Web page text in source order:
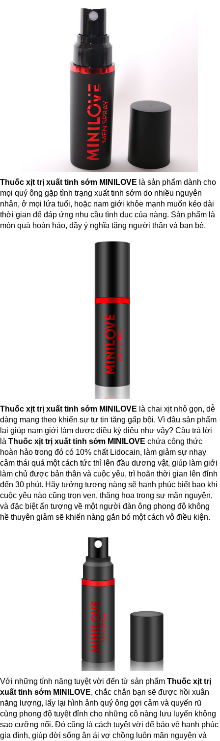
Thuốc xịt trị xuất tinh sớm MINILOVE là sản phẩm dành cho
mọi quý ông gặp tình trạng xuất tinh sớm do nhiều nguyên
nhân, ở mọi lứa tuổi, hoặc nam giới khỏe mạnh muốn kéo dài
thời gian để đáp ứng nhu cầu tình dục của nàng. Sản phẩm là
món quà hoàn hảo, đầy ý nghĩa tặng người thân và bạn bè.
Thuốc xịt trị xuất tinh sớm MINILOVE là chai xịt nhỏ gọn, dễ
dàng mang theo khiến sự tự tin tăng gấp bội. Vì đâu sản phẩm
lại giúp nam giới làm được điều kỳ diệu như vậy? Câu trả lời
là Thuốc xịt trị xuất tinh sớm MINILOVE chứa công thức
hoàn hảo trong đó có 10% chất Lidocain, làm giảm sự nhạy
cảm thái quá một cách tức thì lên đầu dương vật, giúp làm giới
làm chủ được bản thân và cuộc yêu, trì hoãn thời gian lên đỉnh
đến 30 phút. Hãy tưởng tượng nàng sẽ hạnh phúc biết bao khi
cuộc yêu nào cũng trọn vẹn, thăng hoa trong sự mãn nguyện,
và đặc biệt ấn tượng về một người đàn ông phong độ không
hề thuyên giảm sẽ khiến nàng gắn bó một cách vô điều kiện.
Với những tính năng tuyệt vời đến từ sản phẩm Thuốc xịt trị
xuất tinh sớm MINILOVE, chắc chắn bạn sẽ được hồi xuân
năng lượng, lấy lại hình ảnh quý ông gợi cảm và quyến rũ
cùng phong độ tuyệt đỉnh cho những cô nàng lưu luyến không
sao cưỡng nổi. Đó cũng là cách tuyệt vời để bảo vệ hạnh phúc
gia đình, giúp đời sống ân ái vợ chồng luôn mãn nguyện và